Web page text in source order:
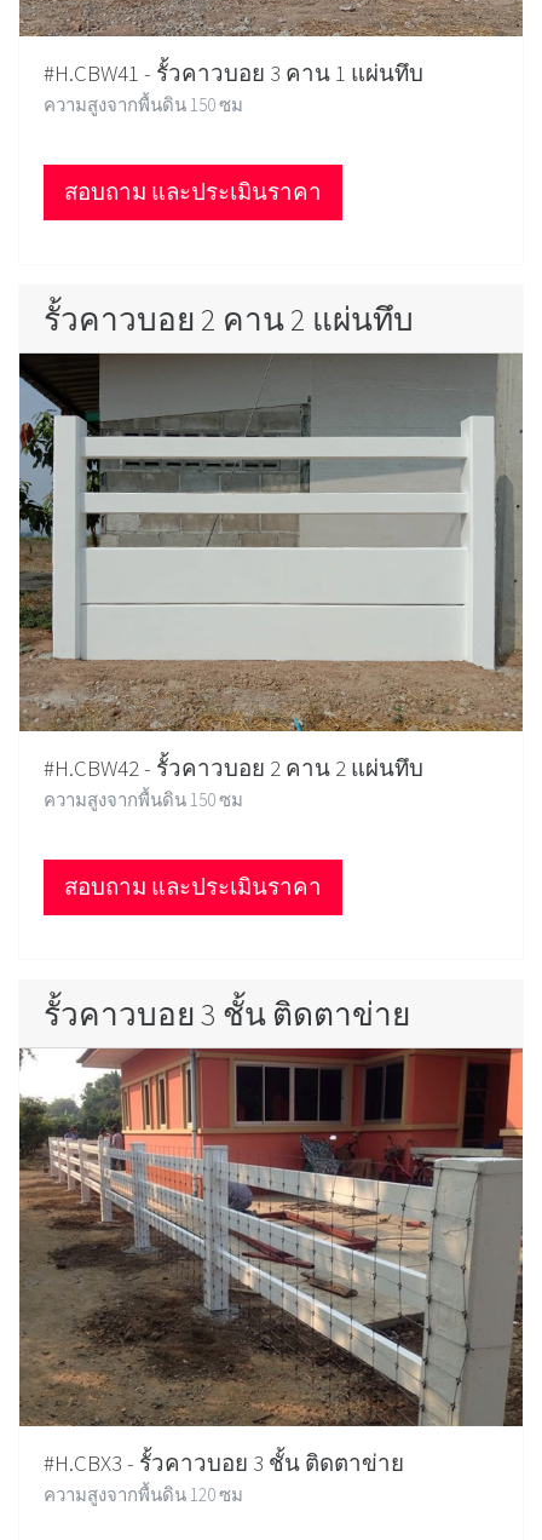
#H.CBW41 - รั้วคาวบอย 3 คาน 1 แผ่นทึบ
ความสูงจากพื้นดิน 150 ซม
สอบถาม และประเมินราคา
รั้วคาวบอย 2 คาน 2 แผ่นทึบ
#H.CBW42 - รั้วคาวบอย 2 คาน 2 แผ่นทึบ
ความสูงจากพื้นดิน 150 ซม
สอบถาม และประเมินราคา
รั้วคาวบอย 3 ชั้น ติดตาข่าย
#H.CBX3 - รั้วคาวบอย 3 ชั้น ติดตาข่าย
ความสูงจากพื้นดิน 120 ซม